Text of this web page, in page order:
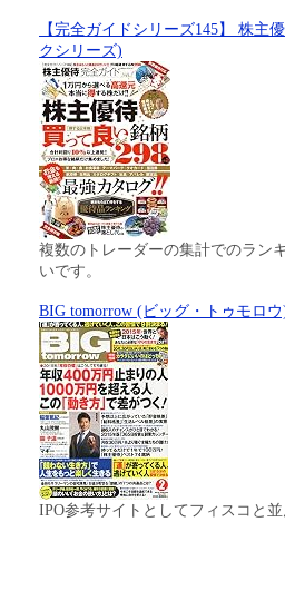
【完全ガイドシリーズ145】 株主
クシリーズ)
複数のトレーダーの集計でのラン
いです。
BIG tomorrow (ビッグ・トゥモロ
IPO参考サイトとしてフィスコと並